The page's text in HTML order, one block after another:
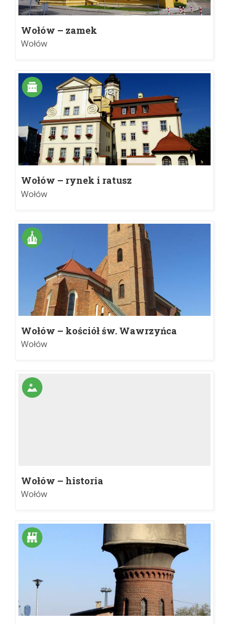
Wołów – zamek
Wołów
Wołów – rynek i ratusz
Wołów
Wołów – kościół św. Wawrzyńca
Wołów
Wołów – historia
Wołów